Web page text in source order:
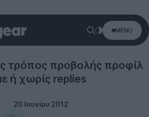
MENU
τρόπος προβολής προφίλ
ή χωρίς replies
20 Ιουνίου 2012